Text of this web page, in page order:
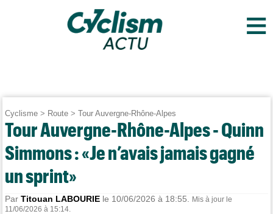
≡
Cyclisme > Route >Tour Auvergne-Rhône-Alpes
Tour Auvergne-Rhône-Alpes - Quinn
Simmons : «Je n’avais jamais gagné
un sprint»
ParTitouan LABOURIE le 10/06/2026 à 18:55.
Mis à jour le
11/06/2026 à 15:14.